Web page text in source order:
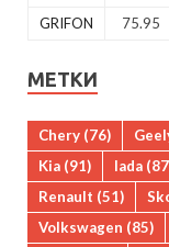
GRIFON
75.95
МЕТКИ
Chery (76)
Kia (91) lada
Renault (51)
Volkswagen (85)